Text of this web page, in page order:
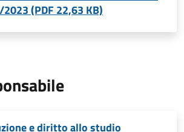
(PDF 22,63 KB)
e diritto allo studio